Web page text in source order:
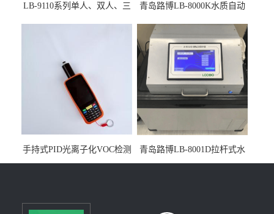
LB-9110系列单人、双人、三
青岛路博LB-8000K水质自动
手持式PID光离子化VOC检测
仪（挥发性有机物设备）
青岛路博LB-8001D拉杆式水
质采样器